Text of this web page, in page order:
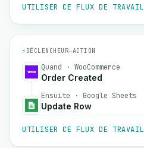
UTILISER CE FLUX DE TRAVAIL
⚡ DÉCLENCHEUR→ACTION
Quand · WooCommerce
Order Created
Ensuite · Google Sheets
Update Row
UTILISER CE FLUX DE TRAVAIL